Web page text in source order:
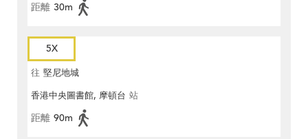
距離 30m
5X
往 堅尼地城
香港中央圖書館, 摩頓台 站
距離 90m